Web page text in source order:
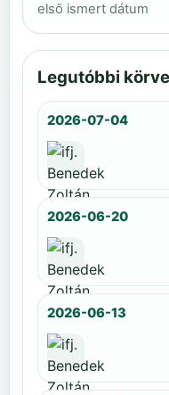
első ismert dátum
Legutóbbi
2026-07-04
2026-06-20
2026-06-13